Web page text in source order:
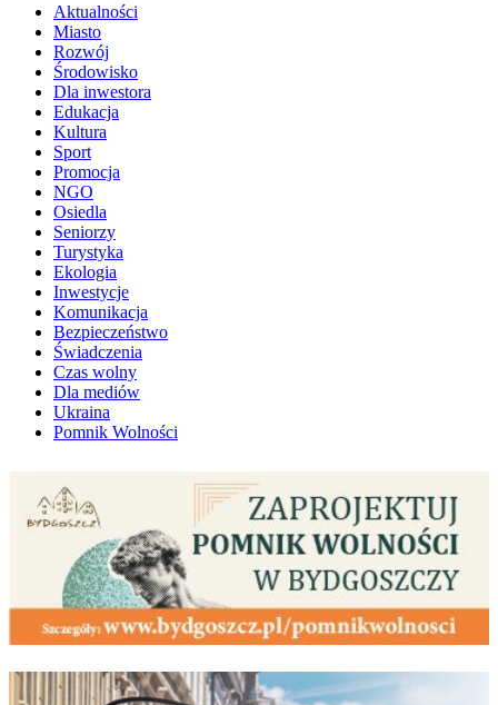
Aktualności
Miasto
Rozwój
Środowisko
Dla inwestora
Edukacja
Kultura
Sport
Promocja
NGO
Osiedla
Seniorzy
Turystyka
Ekologia
Inwestycje
Komunikacja
Bezpieczeństwo
Świadczenia
Czas wolny
Dla mediów
Ukraina
Pomnik Wolności